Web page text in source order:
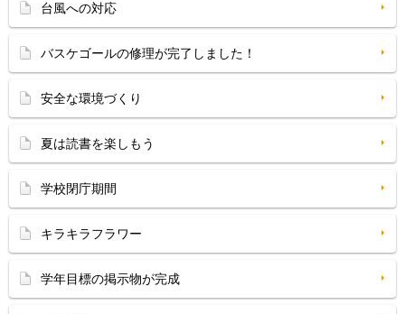
台風への対応
バスケゴールの修理が完了しました！
安全な環境づくり
夏は読書を楽しもう
学校閉庁期間
キラキラフラワー
学年目標の掲示物が完成